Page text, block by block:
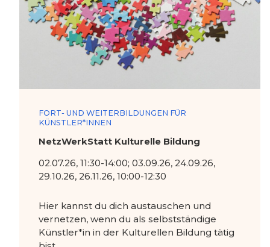
FORT- UND WEITERBILDUNGEN FÜR
KÜNSTLER*INNEN
NetzWerkStatt Kulturelle Bildung
02.07.26, 11:30-14:00; 03.09.26, 24.09.26,
29.10.26, 26.11.26, 10:00-12:30
Hier kannst du dich austauschen und
vernetzen, wenn du als selbstständige
Künstler*in in der Kulturellen Bildung tätig